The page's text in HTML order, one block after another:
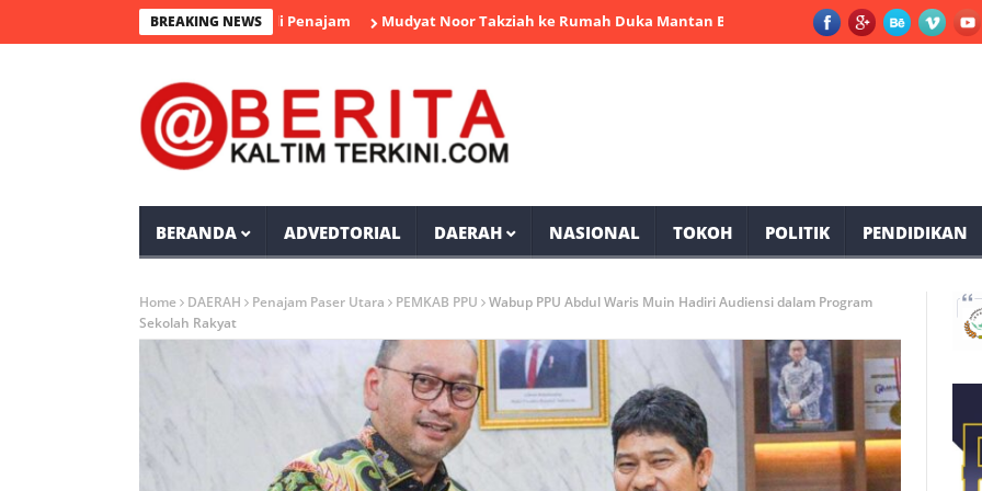
BREAKING NEWS
Sabu Diamankan Polisi di Penajam Mudyat Noor Takziah ke Rumah Duka Mantan Bupati PPU Andi Harahap Selama Operasi
BERANDA ADVEDTORIAL DAERAH NASIONAL TOKOH POLITIK PENDIDIKAN
Home DAERAH Penajam Paser Utara PEMKAB PPU
Wabup PPU Abdul Waris Muin Hadiri Audiensi dalam Program
Sekolah Rakyat